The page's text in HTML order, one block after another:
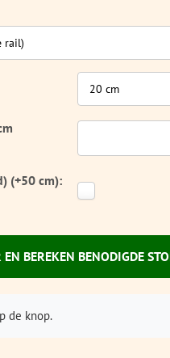
(+50 cm):
BEREKEN BENODIGDE
de knop.